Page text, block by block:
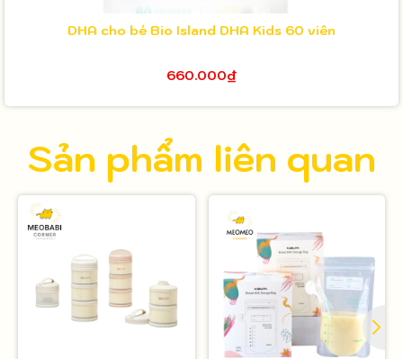
DHA cho bé Bio Island DHA Kids 60 viên
660.000₫
Sản phẩm liên quan